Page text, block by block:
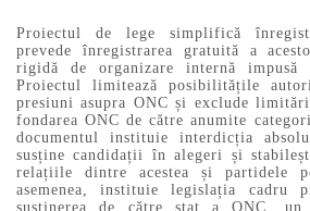
Proiectul de lege simplifică
prevede înregistrarea gratuită a
rigidă de organizare internă impusă
Proiectul limitează posibilitățile
presiuni asupra ONC și exclude
fondarea ONC de către anumite
documentul instituie interdicția
susține candidații în alegeri și
relațiile dintre acestea și partidele
asemenea, instituie legislația cadru
susținerea de către stat a ONC, un